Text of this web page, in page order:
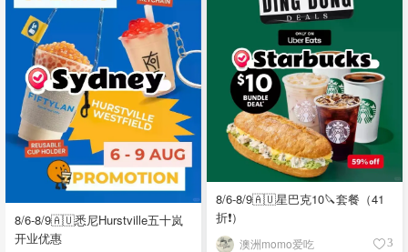
8/6-8/9🇦🇺悉尼Hurstville五十岚
开业优惠
8/6-8/9🇦🇺星巴克10🔪套餐（41
折❗）
澳洲momo爱吃 3